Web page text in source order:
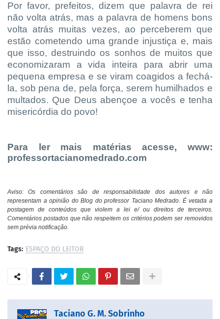
Por favor, prefeitos, dizem que palavra de rei
não volta atrás, mas a palavra de homens bons
volta atrás muitas vezes, ao perceberem que
estão cometendo uma grande injustiça e, mais
que isso, destruindo os sonhos de muitos que
economizaram a vida inteira para abrir uma
pequena empresa e se viram coagidos a fechá-
la, sob pena de, pela força, serem humilhados e
multados. Que Deus abençoe a vocês e tenha
misericórdia do povo!
Para ler mais matérias acesse, www:
professortacianomedrado.com
Aviso: Os comentários são de responsabilidade dos autores e não
representam a opinião do Blog do professor Taciano Medrado. É vetada a
postagem de conteúdos que violem a lei e/ ou direitos de terceiros.
Comentários postados que não respeitem os critérios podem ser removidos
sem prévia notificação.
Tags: ESPAÇO DO LEITOR
Taciano G. M. Sobrinho